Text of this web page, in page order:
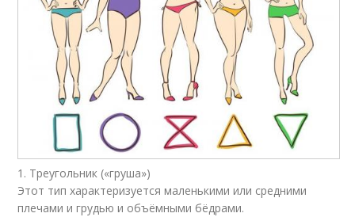
1. Треугольник («груша»)
Этот тип характеризуется маленькими или средними
плечами и грудью и объёмными бёдрами.